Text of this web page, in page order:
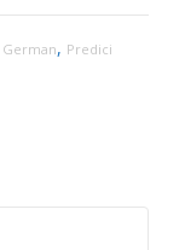
German, Predici